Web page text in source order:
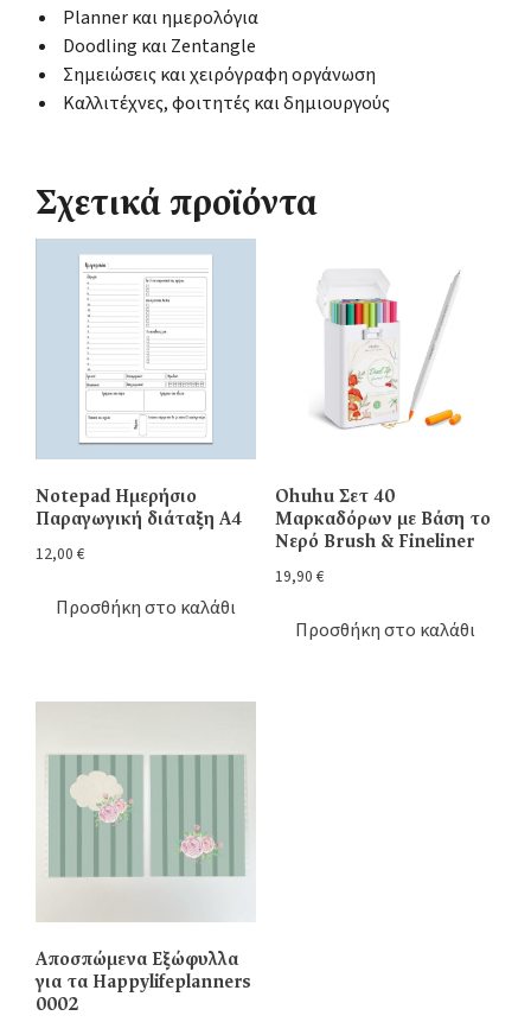
Planner και ημερολόγια
Doodling και Zentangle
Σημειώσεις και χειρόγραφη οργάνωση
Καλλιτέχνες, φοιτητές και δημιουργούς
Σχετικά προϊόντα
Notepad Ημερήσιο
Παραγωγική διάταξη Α4
12,00 €
Προσθήκη στο καλάθι
Ohuhu Σετ 40
Μαρκαδόρων με Βάση το
Νερό Brush & Fineliner
19,90 €
Προσθήκη στο καλάθι
Αποσπώμενα Εξώφυλλα
για τα Happylifeplanners
0002